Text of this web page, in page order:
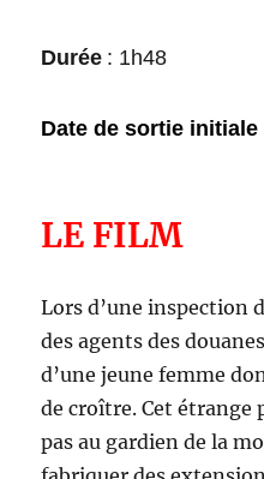
Durée : 1h48
Date de sortie initiale
LE FILM
Lors d’une inspection
des agents des
d’une jeune femme
de croître. Cet étrange
pas au gardien de la